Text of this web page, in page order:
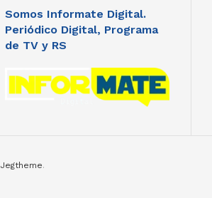
Somos Informate Digital.
Periódico Digital, Programa
de TV y RS
Jegtheme.